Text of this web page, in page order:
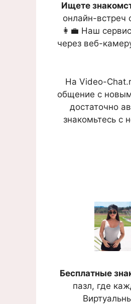
Ищете
онлайн-встреч
👩‍💼 Наш
через веб-
На Video-
общение с
достаточно
знакомьтесь с
Бесплатные
пазл, где